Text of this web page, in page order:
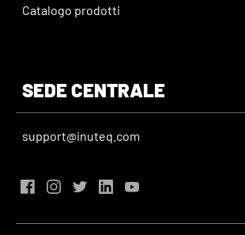
Catalogo prodotti
SEDE CENTRALE
support@inuteq.com